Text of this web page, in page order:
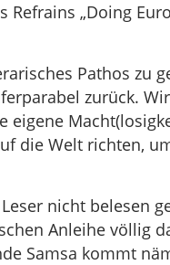
„Doing
Pathos zu
zurück.
eigene
die Welt richten,
nicht belesen
Anleihe völlig
Samsa kommt